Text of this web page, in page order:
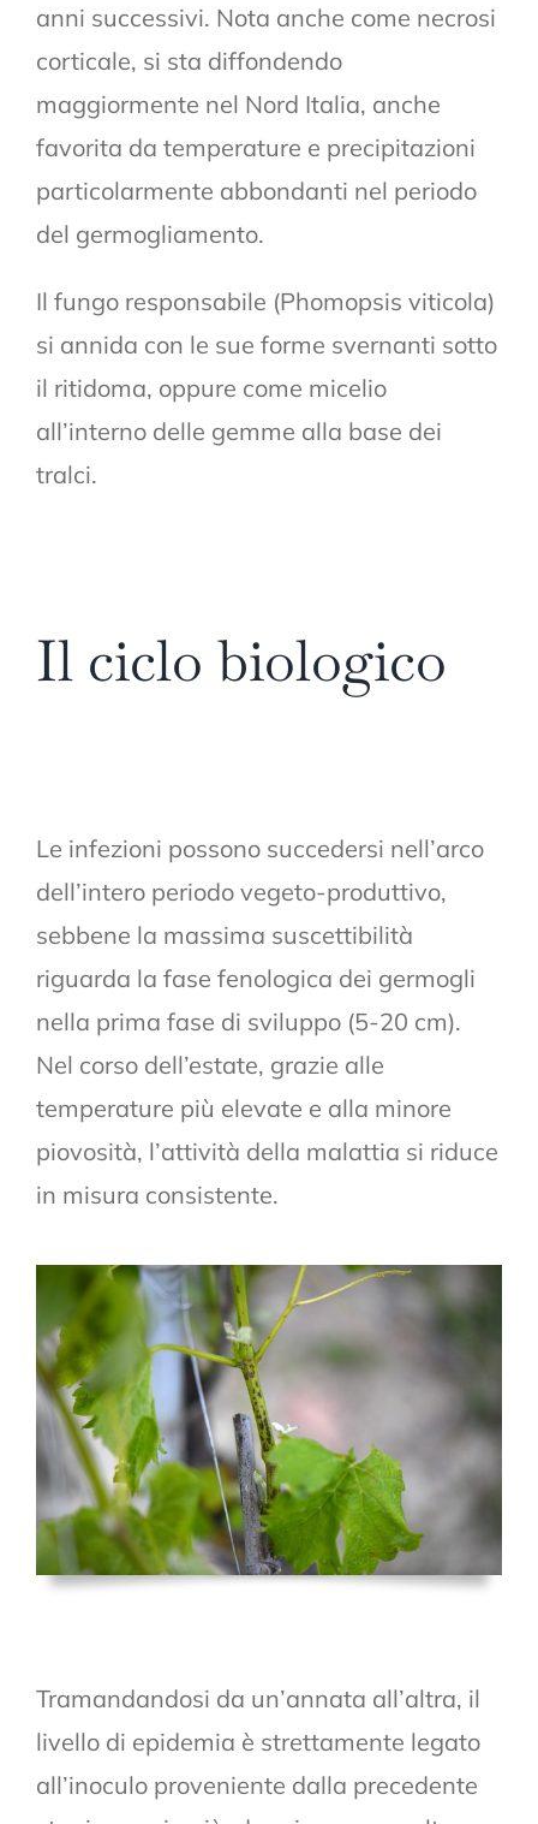
anni successivi. Nota anche come necrosi
corticale, si sta diffondendo
maggiormente nel Nord Italia, anche
favorita da temperature e precipitazioni
particolarmente abbondanti nel periodo
del germogliamento.
Il fungo responsabile (Phomopsis viticola)
si annida con le sue forme svernanti sotto
il ritidoma, oppure come micelio
all’interno delle gemme alla base dei
tralci.
Il ciclo biologico
Le infezioni possono succedersi nell’arco
dell’intero periodo vegeto-produttivo,
sebbene la massima suscettibilità
riguarda la fase fenologica dei germogli
nella prima fase di sviluppo (5-20 cm).
Nel corso dell’estate, grazie alle
temperature più elevate e alla minore
piovosità, l’attività della malattia si riduce
in misura consistente.
Tramandandosi da un’annata all’altra, il
livello di epidemia è strettamente legato
all’inoculo proveniente dalla precedente